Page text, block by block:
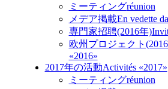
ミーティングréunion
メデア掲載En vedette
専門家招聘(2016年)
欧州プロジェクト
«2016»
2017年の活動Activités «2017»
ミーティングréunion